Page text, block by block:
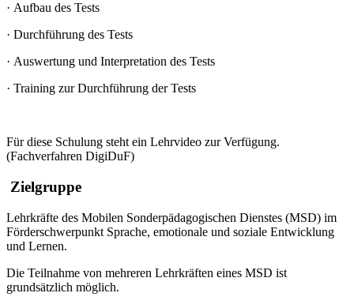
· Aufbau des Tests
· Durchführung des Tests
· Auswertung und Interpretation des Tests
· Training zur Durchführung der Tests
Für diese Schulung steht ein Lehrvideo zur Verfügung.
(Fachverfahren DigiDuF)
Zielgruppe
Lehrkräfte des Mobilen Sonderpädagogischen Dienstes (MSD) im
Förderschwerpunkt Sprache, emotionale und soziale Entwicklung
und Lernen.
Die Teilnahme von mehreren Lehrkräften eines MSD ist
grundsätzlich möglich.